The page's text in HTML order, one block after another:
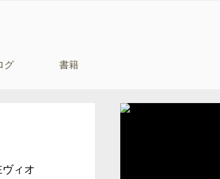
グ 書籍
ィオ